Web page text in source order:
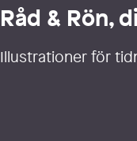
Råd & Rön,
Illustrationer för